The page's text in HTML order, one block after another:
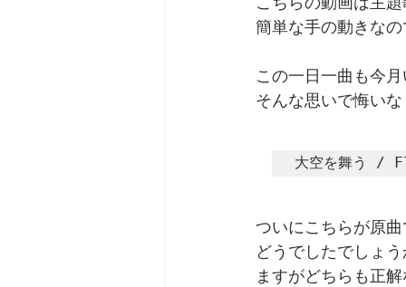
簡単な手の動きな
この一日一曲も今月
そんな思いで悔いな
大空を舞う /
ついにこちらが原曲
どうでしたでしょ
ますがどちらも正解